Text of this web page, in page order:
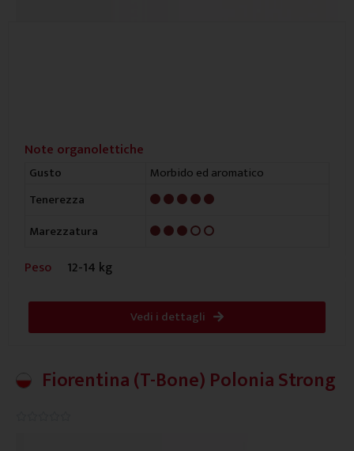
Note organolettiche
Gusto
Morbido ed aromatico
Tenerezza
5/5
Marezzatura 3/5
Peso 12-14 kg
Vedi i dettagli
Fiorentina (T-Bone) Polonia Strong